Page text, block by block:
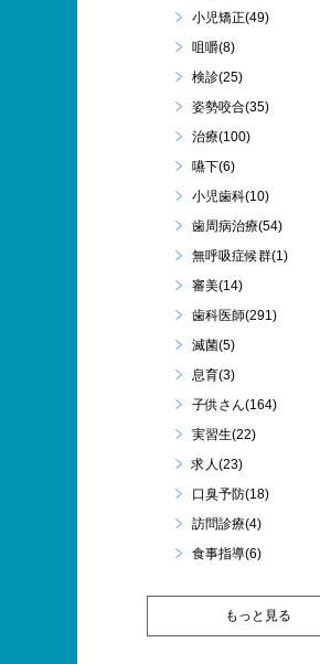
小児矯正(49)
咀嚼(8)
検診(25)
姿勢咬合(35)
治療(100)
嚥下(6)
小児歯科(10)
歯周病治療(54)
無呼吸症候群(1)
審美(14)
歯科医師(291)
滅菌(5)
息育(3)
子供さん(164)
実習生(22)
求人(23)
口臭予防(18)
訪問診療(4)
食事指導(6)
もっと見る